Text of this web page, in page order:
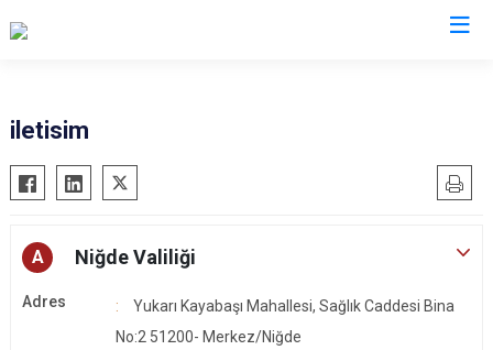
iletisim
A Niğde Valiliği
Adres
Yukarı Kayabaşı Mahallesi, Sağlık Caddesi Bina
No:2 51200- Merkez/Niğde